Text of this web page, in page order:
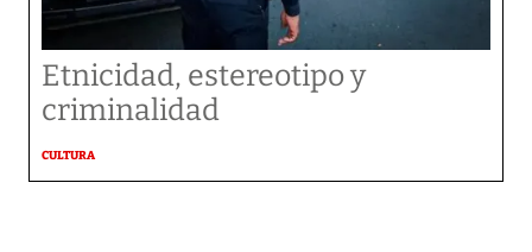
Etnicidad, estereotipo y
criminalidad
CULTURA